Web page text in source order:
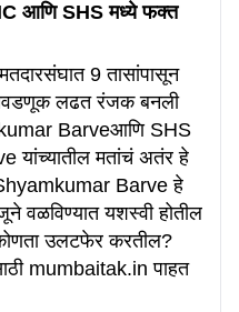
आणि SHS मध्ये फक्त
9 तासांपासून
लढत रंजक बनली
Barveआणि SHS
यांच्यातील मतांचं अतंर हे
Barve हे
वळविण्यात यशस्वी होतील
उलटफेर करतील?
mumbaitak.in पाहत